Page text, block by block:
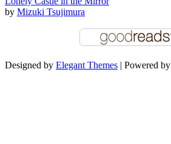
by Mizuki Tsujimura
Designed by Elegant Themes | Powered by